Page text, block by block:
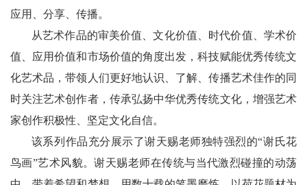
应用、分享、传播。
从艺术作品的审美价值、文化价值、时代价值、学术价
值、应用价值和市场价值的角度出发，科技赋能优秀传统文
化艺术品，带领人们更好地认识、了解、传播艺术佳作的同
时关注艺术创作者，传承弘扬中华优秀传统文化，增强艺术
家创作积极性、坚定文化自信。
该系列作品充分展示了谢天赐老师独特强烈的“谢氏花
鸟画”艺术风貌。谢天赐老师在传统与当代激烈碰撞的动荡